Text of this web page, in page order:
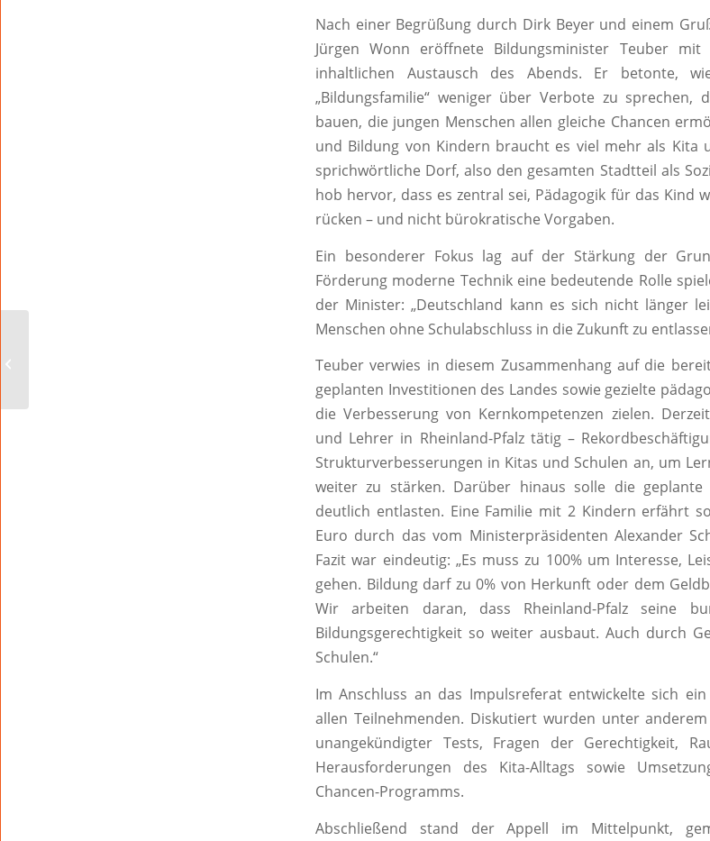
Nach einer Begrüßung durch Dirk Beyer und einem
Jürgen Wonn eröffnete Bildungsminister Teuber
inhaltlichen Austausch des Abends. Er betonte,
„Bildungsfamilie“ weniger über Verbote zu sprechen,
bauen, die jungen Menschen allen gleiche Chancen
und Bildung von Kindern braucht es viel mehr als Kita
sprichwörtliche Dorf, also den gesamten Stadtteil als
hob hervor, dass es zentral sei, Pädagogik für das Kind
rücken – und nicht bürokratische Vorgaben.
Ein besonderer Fokus lag auf der Stärkung der
Förderung moderne Technik eine bedeutende Rolle
der Minister: „Deutschland kann es sich nicht länger
Menschen ohne Schulabschluss in die Zukunft zu
Teuber verwies in diesem Zusammenhang auf die
geplanten Investitionen des Landes sowie gezielte
die Verbesserung von Kernkompetenzen zielen.
und Lehrer in Rheinland-Pfalz tätig –
Strukturverbesserungen in Kitas und Schulen an, um
weiter zu stärken. Darüber hinaus solle die geplante
deutlich entlasten. Eine Familie mit 2 Kindern erfährt
Euro durch das vom Ministerpräsidenten Alexander
Fazit war eindeutig: „Es muss zu 100% um Interesse,
gehen. Bildung darf zu 0% von Herkunft oder dem
Wir arbeiten daran, dass Rheinland-Pfalz seine
Bildungsgerechtigkeit so weiter ausbaut. Auch durch
Schulen.“
Im Anschluss an das Impulsreferat entwickelte sich
allen Teilnehmenden. Diskutiert wurden unter
unangekündigter Tests, Fragen der Gerechtigkeit,
Herausforderungen des Kita-Alltags sowie
Chancen-Programms.
Abschließend stand der Appell im Mittelpunkt,